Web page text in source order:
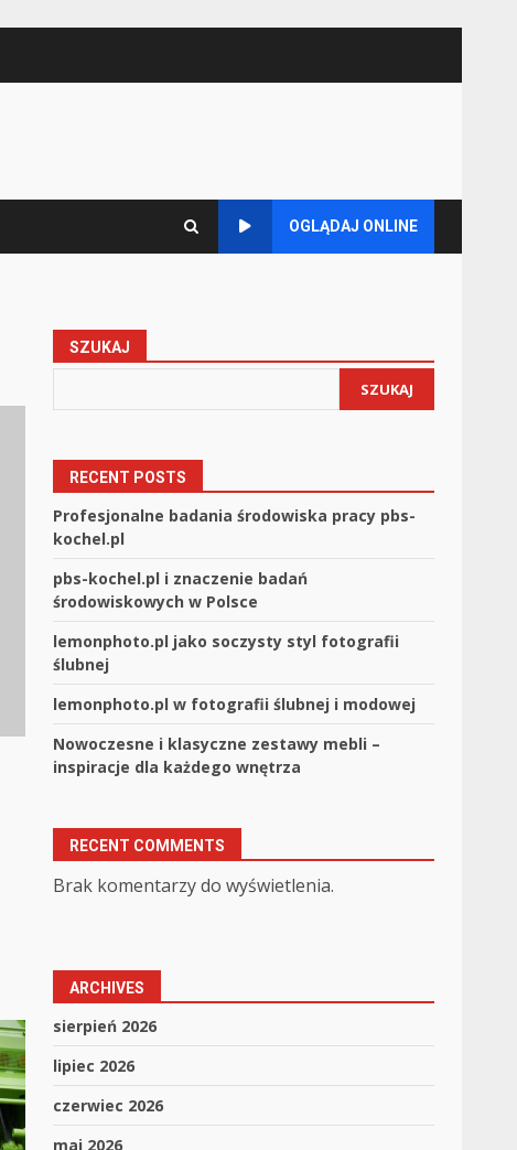
OGLĄDAJ ONLINE
SZUKAJ
SZUKAJ
RECENT POSTS
Profesjonalne badania środowiska pracy pbs-
kochel.pl
pbs-kochel.pl i znaczenie badań
środowiskowych w Polsce
lemonphoto.pl jako soczysty styl fotografii
ślubnej
lemonphoto.pl w fotografii ślubnej i modowej
Nowoczesne i klasyczne zestawy mebli –
inspiracje dla każdego wnętrza
RECENT COMMENTS
Brak komentarzy do wyświetlenia.
ARCHIVES
sierpień 2026
lipiec 2026
czerwiec 2026
maj 2026